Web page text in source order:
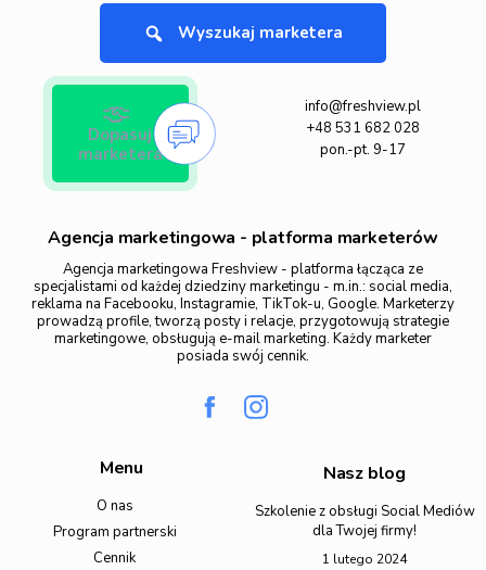
Wyszukaj marketera
Dopasuj
marketera
info@freshview.pl
+48 531 682 028
pon.-pt. 9-17
Agencja marketingowa - platforma marketerów
Agencja marketingowa Freshview - platforma łącząca ze
specjalistami od każdej dziedziny marketingu - m.in.: social media,
reklama na Facebooku, Instagramie, TikTok-u, Google. Marketerzy
prowadzą profile, tworzą posty i relacje, przygotowują strategie
marketingowe, obsługują e-mail marketing. Każdy marketer
posiada swój cennik.
Menu
O nas
Program partnerski
Cennik
Nasz blog
Szkolenie z obsługi Social Mediów
dla Twojej firmy!
1 lutego 2024